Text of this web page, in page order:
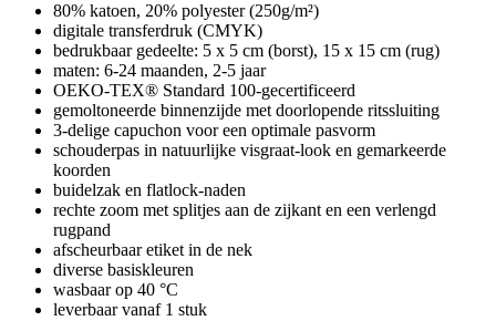
80% katoen, 20% polyester (250g/m²)
digitale transferdruk (CMYK)
bedrukbaar gedeelte: 5 x 5 cm (borst), 15 x 15 cm (rug)
maten: 6-24 maanden, 2-5 jaar
OEKO-TEX® Standard 100-gecertificeerd
gemoltoneerde binnenzijde met doorlopende ritssluiting
3-delige capuchon voor een optimale pasvorm
schouderpas in natuurlijke visgraat-look en gemarkeerde
koorden
buidelzak en flatlock-naden
rechte zoom met splitjes aan de zijkant en een verlengd
rugpand
afscheurbaar etiket in de nek
diverse basiskleuren
wasbaar op 40 °C
leverbaar vanaf 1 stuk